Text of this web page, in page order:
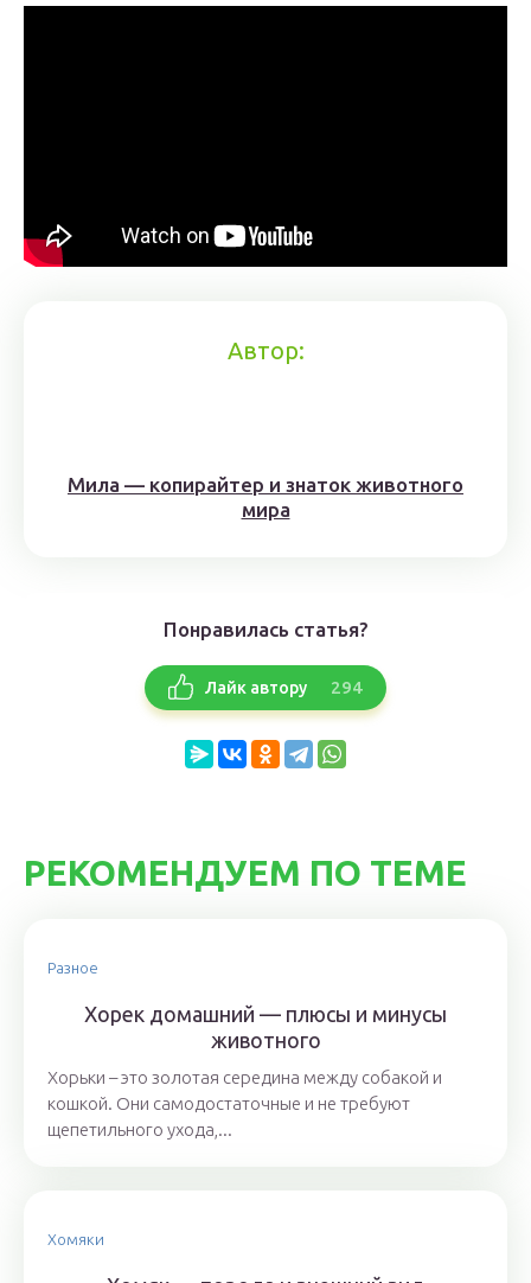
Автор:
Мила — копирайтер и знаток животного
мира
Понравилась статья?
Лайк автору 294
РЕКОМЕНДУЕМ ПО ТЕМЕ
Разное
Хорек домашний — плюсы и минусы
животного
Хорьки – это золотая середина между собакой и
кошкой. Они самодостаточные и не требуют
щепетильного ухода,...
Хомяки